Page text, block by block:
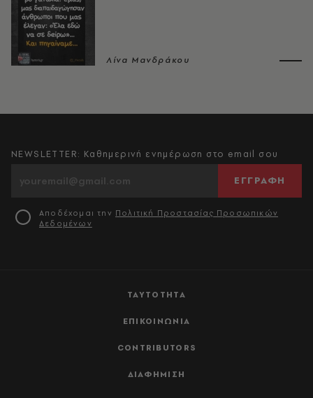
Λίνα Μανδράκου
ΤΑΥΤΟΤΗΤΑ
ΕΠΙΚΟΙΝΩΝΙΑ
CONTRIBUTORS
ΔΙΑΦΗΜΙΣΗ
NEWSLETTER: Καθημερινή ενημέρωση στο email σου
ΕΓΓΡΑΦΗ
Αποδέχομαι την Πολιτική Προστασίας Προσωπικών
Δεδομένων